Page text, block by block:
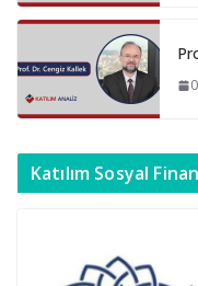
Katılım Sosyal